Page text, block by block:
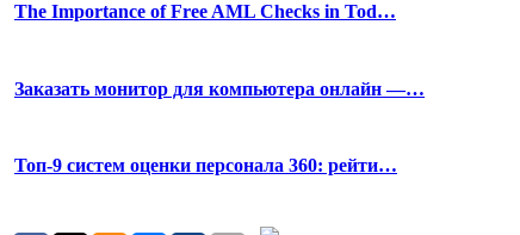
The Importance of Free AML Checks in Tod…
Заказать монитор для компьютера онлайн —…
Топ-9 систем оценки персонала 360: рейти…